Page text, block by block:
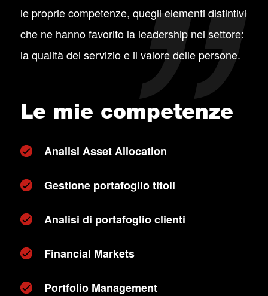
le proprie competenze, quegli elementi distintivi
che ne hanno favorito la leadership nel settore:
la qualità del servizio e il valore delle persone.
Le mie competenze
Analisi Asset Allocation
Gestione portafoglio titoli
Analisi di portafoglio clienti
Financial Markets
Portfolio Management